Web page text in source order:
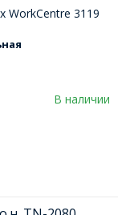
WorkCentre 3119
В наличии